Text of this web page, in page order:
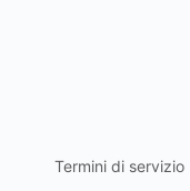
Termini di servizio